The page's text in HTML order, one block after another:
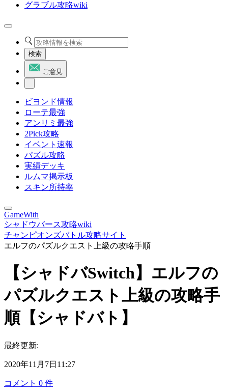
グラブル攻略wiki
検索
ご意見
ビヨンド情報
ローテ最強
アンリミ最強
2Pick攻略
イベント速報
パズル攻略
実績デッキ
ルムマ掲示板
スキン所持率
GameWith
シャドウバース攻略wiki
チャンピオンズバトル攻略サイト
エルフのパズルクエスト上級の攻略手順
【シャドバSwitch】エルフの
パズルクエスト上級の攻略手
順【シャドバト】
最終更新:
2020年11月7日11:27
コメント 0 件